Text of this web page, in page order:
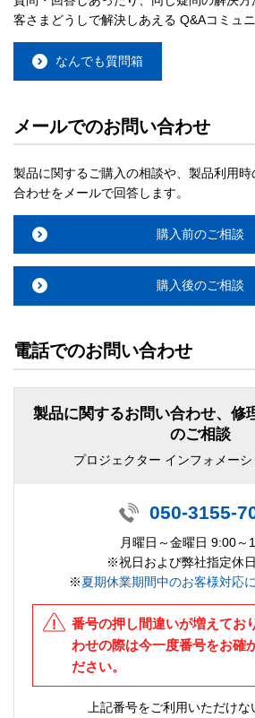
客さまどうしで解決しあえる Q&Aコミュニ
なんでも質問箱
メールでのお問い合わせ
製品に関するご購入の相談や、製品利用
合わせをメールで回答します。
購入前のご相談
購入後のご相談
電話でのお問い合わせ
製品に関するお問い合わせ、修
のご相談
プロジェクター インフォメー
050-3155-
月曜日～金曜日 9:00～
※祝日および弊社指定休
※夏期休業期間中のお客様対応
番号の押し間違いが増えてお
わせの際は今一度番号をお確
ださい。
上記番号をご利用いただけな